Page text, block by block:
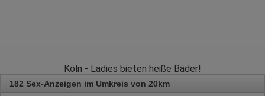
Köln - Ladies bieten heiße Bäder!
182 Sex-Anzeigen im Umkreis von 20km